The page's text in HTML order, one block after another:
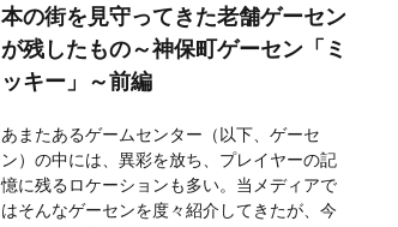
本の街を見守ってきた老舗ゲーセン
が残したもの～神保町ゲーセン「ミ
ッキー」～前編
あまたあるゲームセンター（以下、ゲーセ
ン）の中には、異彩を放ち、プレイヤーの記
憶に残るロケーションも多い。当メディアで
はそんなゲーセンを度々紹介してきたが、今